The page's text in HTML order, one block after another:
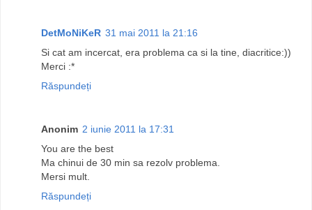
DetMoNiKeR 31 mai 2011 la 21:16
Si cat am incercat, era problema ca si la tine, diacritice:))
Merci :*
Răspundeți
Anonim 2 iunie 2011 la 17:31
You are the best
Ma chinui de 30 min sa rezolv problema.
Mersi mult.
Răspundeți